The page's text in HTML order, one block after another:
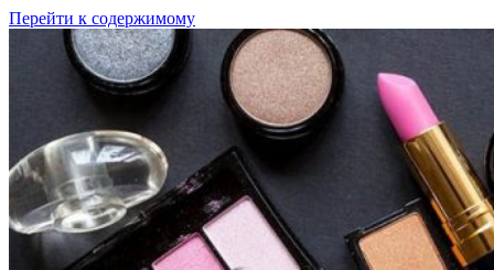
Перейти к содержимому